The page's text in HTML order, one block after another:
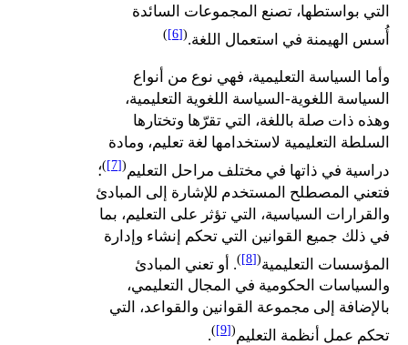
التي بواستطها، تصنع المجموعات السائدة
أُسس الهيمنة في استعمال اللغة.(
[6]
)
وأما السياسة التعليمية، فهي نوع من أنواع
السياسة اللغوية-السياسة اللغوية التعليمية،
وهذه ذات صلة باللغة، التي تقرّها وتختارها
السلطة التعليمية لاستخدامها لغة تعليم، ومادة
دراسية في ذاتها في مختلف مراحل التعليم(
[7]
)؛
فتعني المصطلح المستخدم للإشارة إلى المبادئ
والقرارات السياسية، التي تؤثر على التعليم، بما
في ذلك جميع القوانين التي تحكم إنشاء وإدارة
المؤسسات التعليمية(
[8]
). أو تعني المبادئ
والسياسات الحكومية في المجال التعليمي،
بالإضافة إلى مجموعة القوانين والقواعد، التي
تحكم عمل أنظمة التعليم(
[9]
)
.